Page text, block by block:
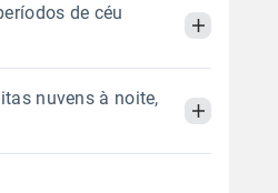
de céu
nuvens à noite,